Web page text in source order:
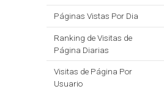
Páginas Vistas Por Dia
Ranking de Visitas de
Página Diarias
Visitas de Página Por
Usuario